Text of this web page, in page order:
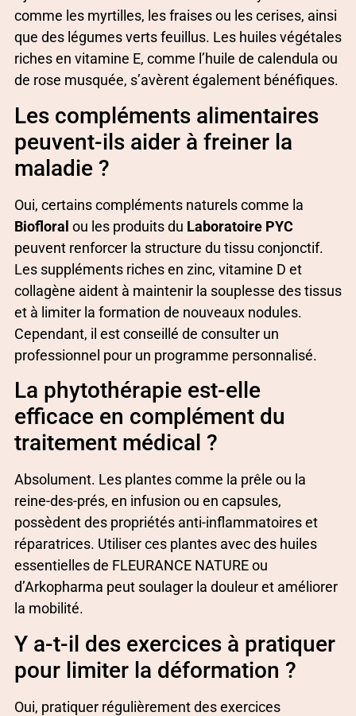
comme les myrtilles, les fraises ou les cerises, ainsi
que des légumes verts feuillus. Les huiles végétales
riches en vitamine E, comme l’huile de calendula ou
de rose musquée, s’avèrent également bénéfiques.
Les compléments alimentaires
peuvent-ils aider à freiner la
maladie ?
Oui, certains compléments naturels comme la
Biofloral ou les produits du Laboratoire PYC
peuvent renforcer la structure du tissu conjonctif.
Les suppléments riches en zinc, vitamine D et
collagène aident à maintenir la souplesse des tissus
et à limiter la formation de nouveaux nodules.
Cependant, il est conseillé de consulter un
professionnel pour un programme personnalisé.
La phytothérapie est-elle
efficace en complément du
traitement médical ?
Absolument. Les plantes comme la prêle ou la
reine-des-prés, en infusion ou en capsules,
possèdent des propriétés anti-inflammatoires et
réparatrices. Utiliser ces plantes avec des huiles
essentielles de FLEURANCE NATURE ou
d’Arkopharma peut soulager la douleur et améliorer
la mobilité.
Y a-t-il des exercices à pratiquer
pour limiter la déformation ?
Oui, pratiquer régulièrement des exercices